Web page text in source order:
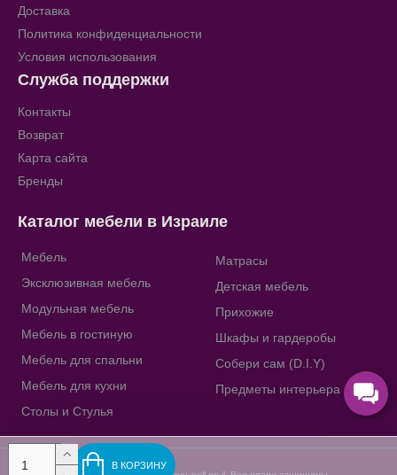
В КОРЗИНУ
Доставка
Политика конфиденциальности
Условия использования
Служба поддержки
Контакты
Возврат
Карта сайта
Бренды
Каталог мебели в Израиле
Мебель
Эксклюзивная мебель
Модульная мебель
Мебель в гостиную
Мебель для спальни
Мебель для кухни
Столы и Стулья
Матрасы
Детская мебель
Прихожие
Шкафы и гардеробы
Собери сам (D.I.Y)
Предметы интерьера